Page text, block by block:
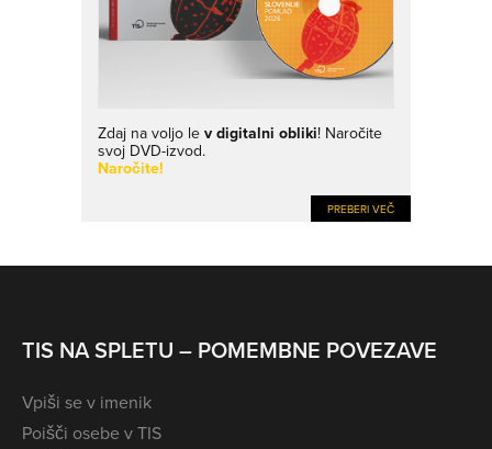
Zdaj na voljo le v digitalni obliki! Naročite
svoj DVD-izvod.
Naročite!
PREBERI VEČ
TIS NA SPLETU – POMEMBNE POVEZAVE
Vpiši se v imenik
Poišči osebe v TIS